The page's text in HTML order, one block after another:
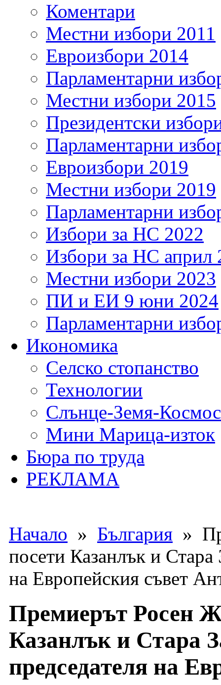
Коментари
Местни избори 2011
Евроизбори 2014
Парламентарни
Местни избори 2015
Президентски
Парламентарни
Евроизбори 2019
Местни избори 2019
Парламентарни
Избори за НС 2022
Избори за НС април
Местни избори 2023
ПИ и ЕИ 9 юни 2024
Парламентарни
Икономика
Селско стопанство
Технологии
Слънце-Земя-Космос
Мини Марица-изток
Бюра по труда
РЕКЛАМА
Начало » България »
посети Казанлък и Стара
на Европейския съвет
Премиерът Росен
Казанлък и Стара
председателя на